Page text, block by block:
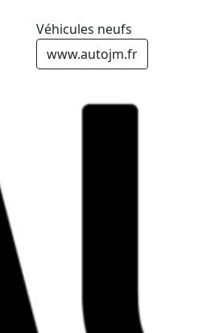
Véhicules neufs
www.autojm.fr